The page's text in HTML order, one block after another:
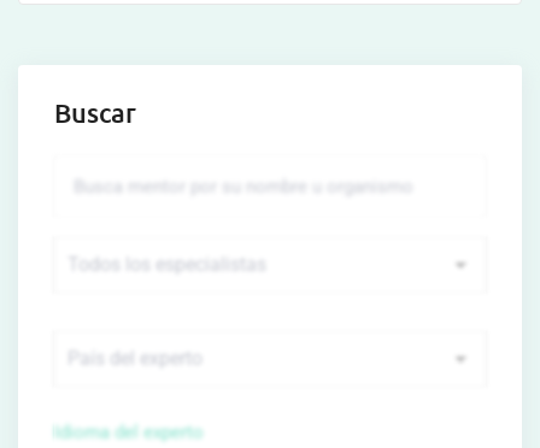
Buscar
Idioma del experto